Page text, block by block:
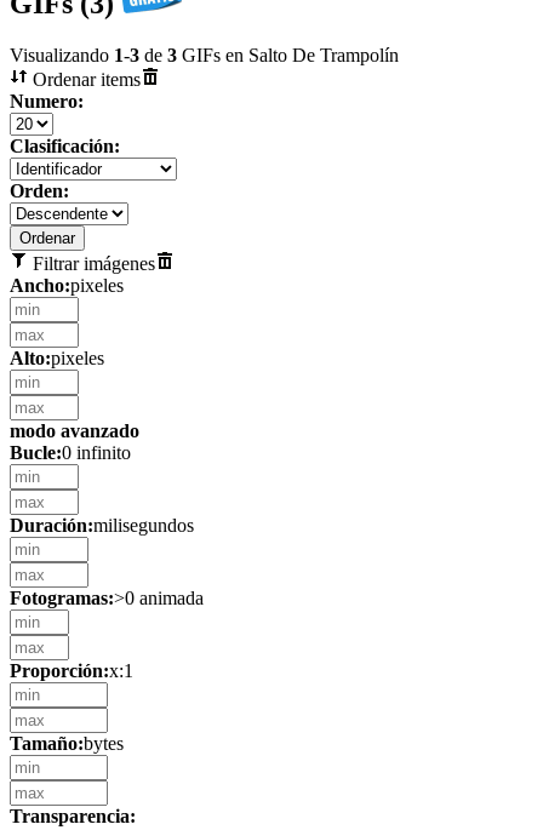
Visualizando 1-3 de 3 GIFs en Salto De Trampolín
Ordenar items
Numero:
Clasificación:
Orden:
Filtrar imágenes
Ancho:pixeles
Alto:pixeles
modo avanzado
Bucle:0 infinito
Duración:milisegundos
Fotogramas:>0 animada
Proporción:x:1
Tamaño:bytes
Transparencia: